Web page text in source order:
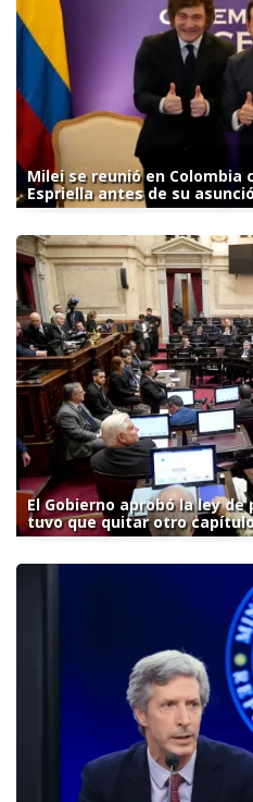
Milei se reunió en Colombia
Espriella antes de su
El Gobierno aprobó la ley
tuvo que quitar otro